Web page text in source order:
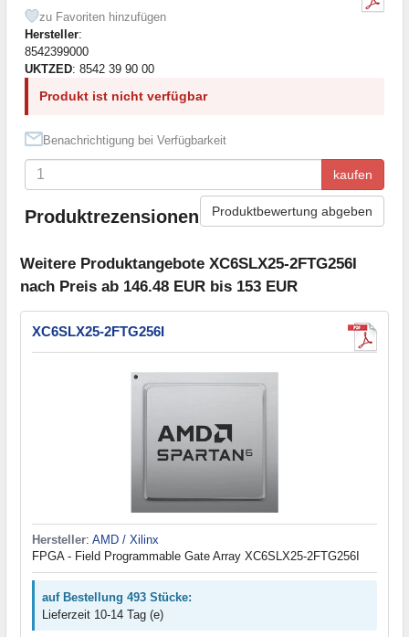
zu Favoriten hinzufügen
Hersteller:
8542399000
UKTZED: 8542 39 90 00
Produkt ist nicht verfügbar
Benachrichtigung bei Verfügbarkeit
kaufen
Produktrezensionen Produktbewertung abgeben
Weitere Produktangebote XC6SLX25-2FTG256I
nach Preis ab 146.48 EUR bis 153 EUR
XC6SLX25-2FTG256I
Hersteller: AMD / Xilinx
FPGA - Field Programmable Gate Array XC6SLX25-2FTG256I
auf Bestellung 493 Stücke:
Lieferzeit 10-14 Tag (e)